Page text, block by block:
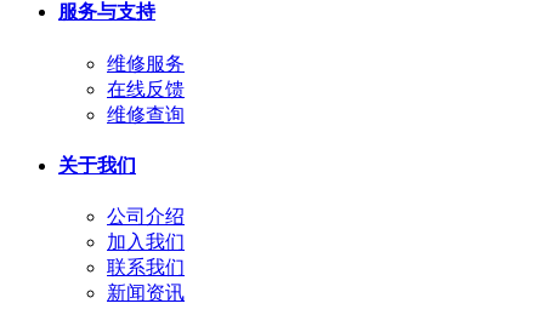
服务与支持
维修服务
在线反馈
维修查询
关于我们
公司介绍
加入我们
联系我们
新闻资讯